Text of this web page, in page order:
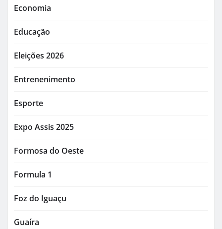
Economia
Educação
Eleições 2026
Entrenenimento
Esporte
Expo Assis 2025
Formosa do Oeste
Formula 1
Foz do Iguaçu
Guaíra